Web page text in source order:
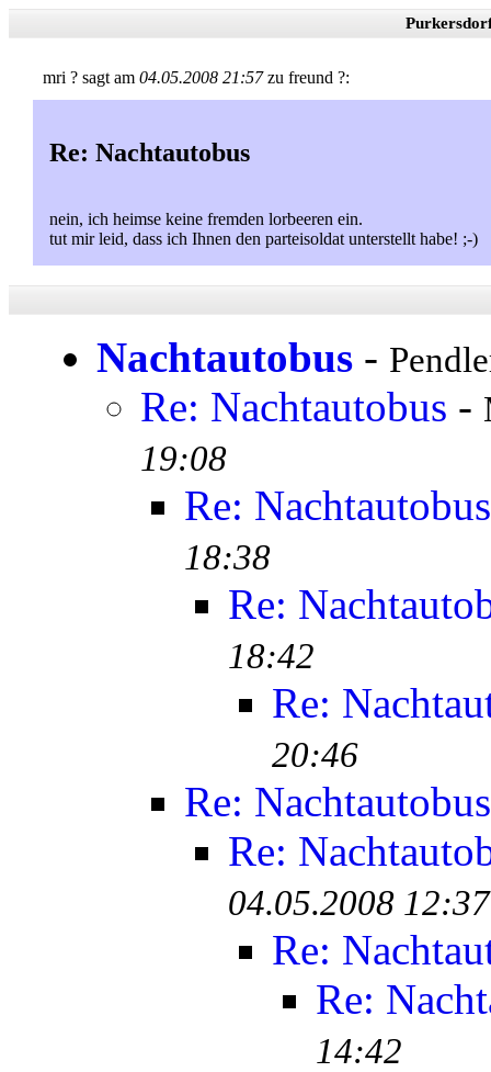
mri ? sagt am 04.05.2008 21:57zu freund ?:
Re: Nachtautobus
nein, ich heimse keine fremden lorbeeren ein.
tut mir leid, dass ich Ihnen den parteisoldat unterstellt habe! ;-)
Nachtautobus -
Re: Nachtautobus -
19:08
Re: Nachtautobus
18:38
Re:
18:42
Re:
20:46
Re: Nachtautobus
Re:
04.05.2008 12:37
Re:
Re:
14:42